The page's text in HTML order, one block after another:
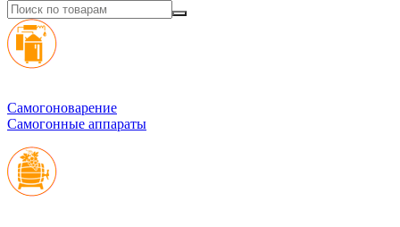
Cамогоноварение
Самогонные аппараты